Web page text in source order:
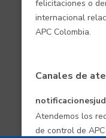
felicitaciones o
internacional
APC Colombia.
Canales de
Atendemos los
de control de APC